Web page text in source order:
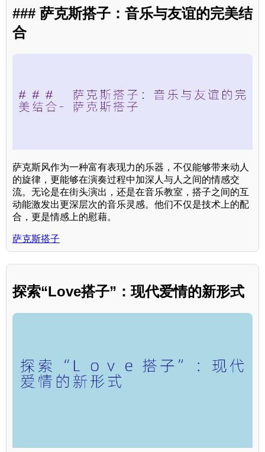
### 萨克斯搭子：音乐与友谊的完美结
合
萨克斯风作为一种富有表现力的乐器，不仅能够带来动人
的旋律，更能够在演奏过程中加深人与人之间的情感交
流。无论是在街头演出，还是在音乐教室，搭子之间的互
动能激发出更深层次的音乐灵感。他们不仅是技术上的配
合，更是情感上的慰藉。
萨克斯搭子
探索“Love搭子”：现代爱情的新形式